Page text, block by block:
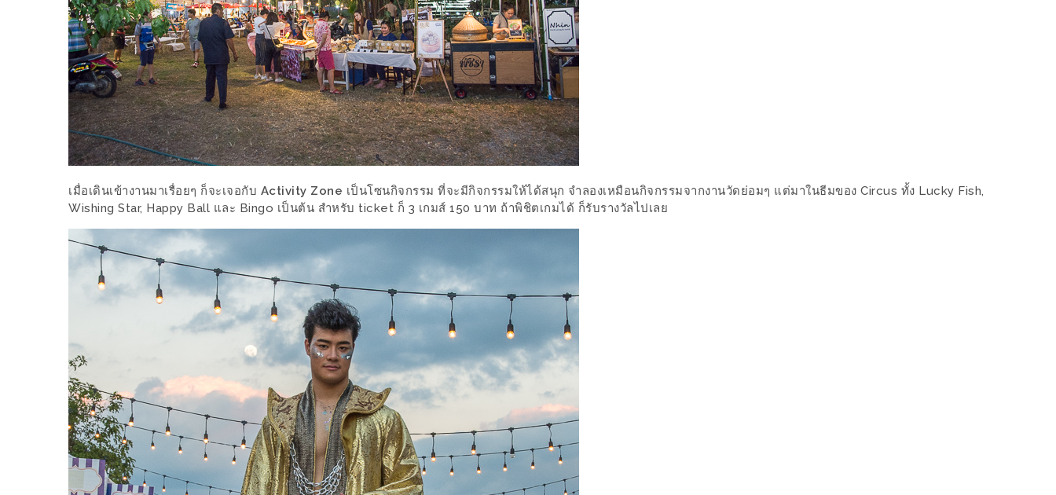
บาร์บีคิว
สาว
เหนือ
กับ
สลัด
หนุ่ม
บ้านนา
เมนู
เด็ด
จาก
FARM
ที่
เอาชนะ
จาก
THE
DISH
EVENT
ที่
เมื่อเดินเข้างานมาเรื่อยๆ ก็จะเจอกับ Activity Zone เป็นโซนกิจกรรม ที่จะมีกิจกรรมให้ได้สนุก จำลองเหมือนกิจกรรมจากงานวัดย่อมๆ แต่มาในธีมของ Circus ทั้ง Lucky Fish,
Wishing Star, Happy Ball และ Bingo เป็นต้น สำหรับ ticket ก็ 3 เกมส์ 150 บาท ถ้าพิชิตเกมได้ ก็รับรางวัลไปเลย